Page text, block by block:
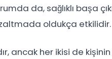
da, sağlıklı başa
oldukça etkilidir.
ancak her ikisi de